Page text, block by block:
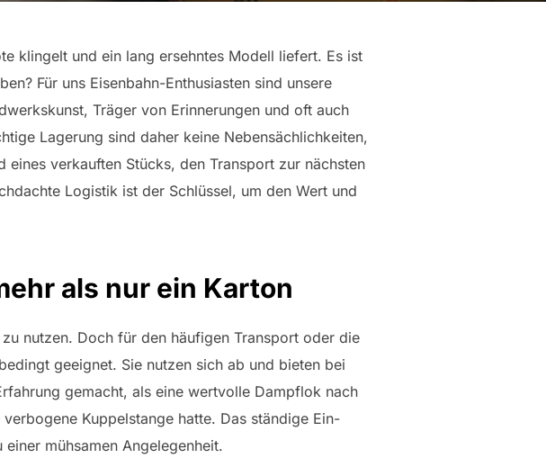
klingelt und ein lang ersehntes Modell liefert. Es ist
Für uns Eisenbahn-Enthusiasten sind unsere
Träger von Erinnerungen und oft auch
Lagerung sind daher keine Nebensächlichkeiten,
eines verkauften Stücks, den Transport zur nächsten
Logistik ist der Schlüssel, um den Wert und
als nur ein Karton
nutzen. Doch für den häufigen Transport oder die
geeignet. Sie nutzen sich ab und bieten bei
gemacht, als eine wertvolle Dampflok nach
Kuppelstange hatte. Das ständige Ein-
mühsamen Angelegenheit.